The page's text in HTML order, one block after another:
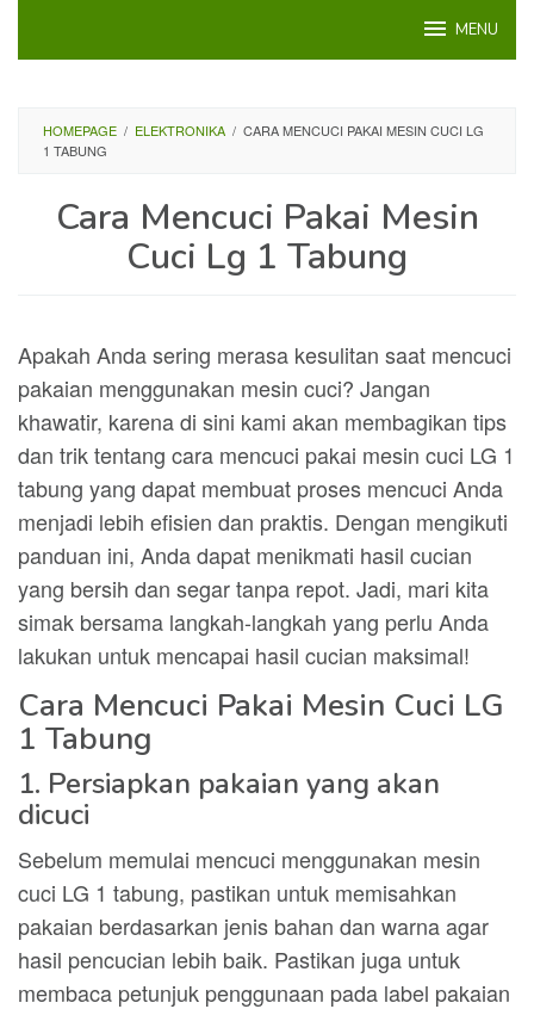
MENU
HOMEPAGE / ELEKTRONIKA / CARA MENCUCI PAKAI MESIN CUCI LG
1 TABUNG
Cara Mencuci Pakai Mesin
Cuci Lg 1 Tabung
Apakah Anda sering merasa kesulitan saat mencuci
pakaian menggunakan mesin cuci? Jangan
khawatir, karena di sini kami akan membagikan tips
dan trik tentang cara mencuci pakai mesin cuci LG 1
tabung yang dapat membuat proses mencuci Anda
menjadi lebih efisien dan praktis. Dengan mengikuti
panduan ini, Anda dapat menikmati hasil cucian
yang bersih dan segar tanpa repot. Jadi, mari kita
simak bersama langkah-langkah yang perlu Anda
lakukan untuk mencapai hasil cucian maksimal!
Cara Mencuci Pakai Mesin Cuci LG
1 Tabung
1. Persiapkan pakaian yang akan
dicuci
Sebelum memulai mencuci menggunakan mesin
cuci LG 1 tabung, pastikan untuk memisahkan
pakaian berdasarkan jenis bahan dan warna agar
hasil pencucian lebih baik. Pastikan juga untuk
membaca petunjuk penggunaan pada label pakaian